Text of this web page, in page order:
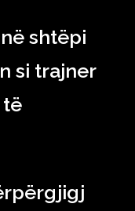
shtëpi
si trajner
të